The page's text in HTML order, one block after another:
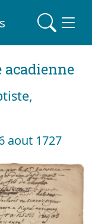
acadienne
aout 1727